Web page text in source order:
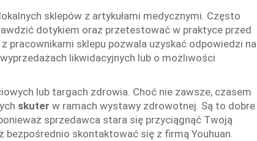
sklepów z artykułami medycznymi. Często
dotykiem oraz przetestować w praktyce przed
pracownikami sklepu pozwala uzyskać odpowiedzi na
likwidacyjnych lub o możliwości
lub targach zdrowia. Choć nie zawsze, czasem
skuter w ramach wystawy zdrowotnej. Są to dobre
sprzedawca stara się przyciągnąć Twoją
bezpośrednio skontaktować się z firmą Youhuan.